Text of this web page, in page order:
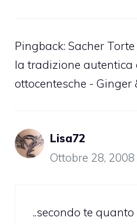
Pingback: Sacher
la tradizione autentica
ottocentesche - Ginger
Lisa72
Ottobre 28,
..secondo te